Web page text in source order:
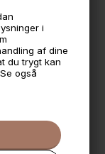
i
af dine
du trygt kan
også
GLS